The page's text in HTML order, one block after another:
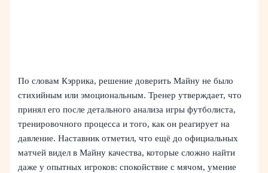
По словам Кэррика, решение доверить Майну не было
стихийным или эмоциональным. Тренер утверждает, что
принял его после детального анализа игры футболиста,
тренировочного процесса и того, как он реагирует на
давление. Наставник отметил, что ещё до официальных
матчей видел в Майну качества, которые сложно найти
даже у опытных игроков: спокойствие с мячом, умение